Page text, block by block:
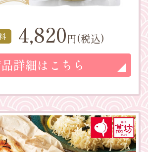
4,820円(税込)
詳細はこちら